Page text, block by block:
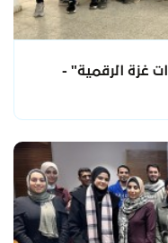
غزة الرقمية" -